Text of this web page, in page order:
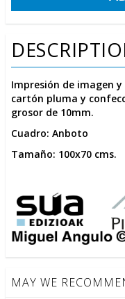
Impresión de imagen
cartón pluma y
grosor de 10mm.
Cuadro: Anboto
Tamaño: 100x70 cms.
MAY WE